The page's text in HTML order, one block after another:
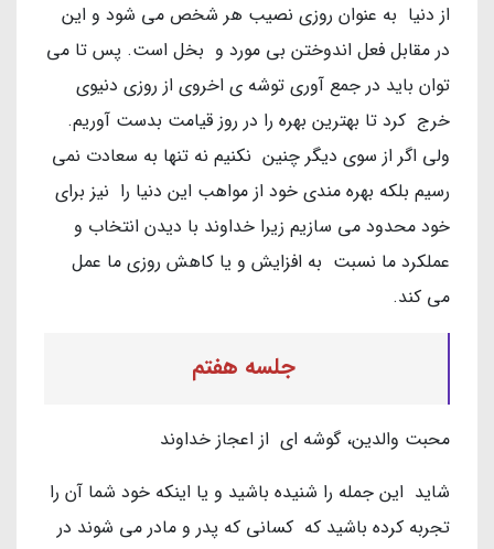
از دنیا به عنوان روزی نصیب هر شخص می شود و این
در مقابل فعل اندوختن بی مورد و بخل است. پس تا می
توان باید در جمع آوری توشه ی اخروی از روزی دنیوی
خرج کرد تا بهترین بهره را در روز قیامت بدست آوریم.
ولی اگر از سوی دیگر چنین نکنیم نه تنها به سعادت نمی
رسیم بلکه بهره مندی خود از مواهب این دنیا را نیز برای
خود محدود می سازیم زیرا خداوند با دیدن انتخاب و
عملکرد ما نسبت به افزایش و یا کاهش روزی ما عمل
می کند.
جلسه هفتم
محبت والدین، گوشه ای از اعجاز خداوند
شاید این جمله را شنیده باشید و یا اینکه خود شما آن را
تجربه کرده باشید که کسانی که پدر و مادر می شوند در